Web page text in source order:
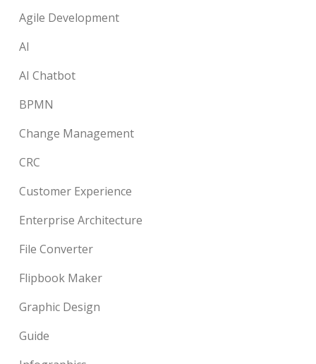
Agile Development
AI
AI Chatbot
BPMN
Change Management
CRC
Customer Experience
Enterprise Architecture
File Converter
Flipbook Maker
Graphic Design
Guide